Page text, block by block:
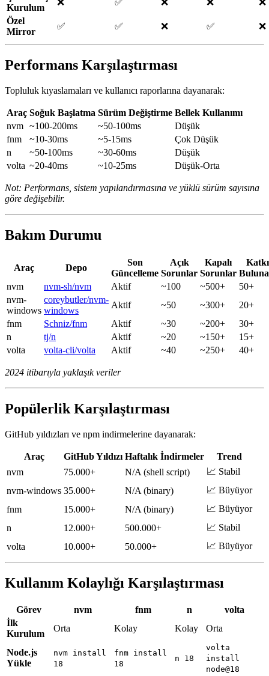
Kurulum
❌ ✅ ❌ ❌
❌
Özel
Mirror
✅ ✅ ❌ ✅ ❌
Performans Karşılaştırması
Topluluk kıyaslamaları ve kullanıcı raporlarına dayanarak:
Araç Soğuk Başlatma Sürüm Değiştirme Bellek Kullanımı
nvm ~100-200ms ~50-100ms
Düşük
fnm
~10-30ms ~5-15ms
Çok Düşük
n
~50-100ms ~30-60ms
Düşük
volta ~20-40ms ~10-25ms Düşük-Orta
Not: Performans, sistem yapılandırmasına ve yüklü sürüm sayısına
göre değişebilir.
Bakım Durumu
Araç Depo
Son
Güncelleme
Açık
Sorunlar
Kapalı
Sorunlar
nvm
nvm-sh/nvm Aktif ~100 ~500+
50+
nvm-
windows
coreybutler/nvm-
windows
Aktif ~50 ~300+
20+
fnm
Schniz/fnm Aktif ~30 ~200+
30+
n
tj/n Aktif ~20 ~150+
15+
volta
volta-cli/volta Aktif ~40 ~250+ 40+
2024 itibarıyla yaklaşık veriler
Popülerlik Karşılaştırması
GitHub yıldızları ve npm indirmelerine dayanarak:
Araç GitHub Yıldızı Haftalık İndirmeler
Trend
nvm
75.000+ N/A (shell script)
📈 Stabil
nvm-windows 35.000+ N/A (binary)
📈 Büyüyor
fnm
15.000+ N/A (binary)
📈 Büyüyor
n
12.000+ 500.000+
📈 Stabil
volta
10.000+ 50.000+ 📈 Büyüyor
Kullanım Kolaylığı Karşılaştırması
Görev nvm fnm n
volta
İlk
Kurulum
Orta Kolay Kolay Orta
Node.js
Yükle
nvm install
18
fnm install
18
n 18
volta
install
node@18